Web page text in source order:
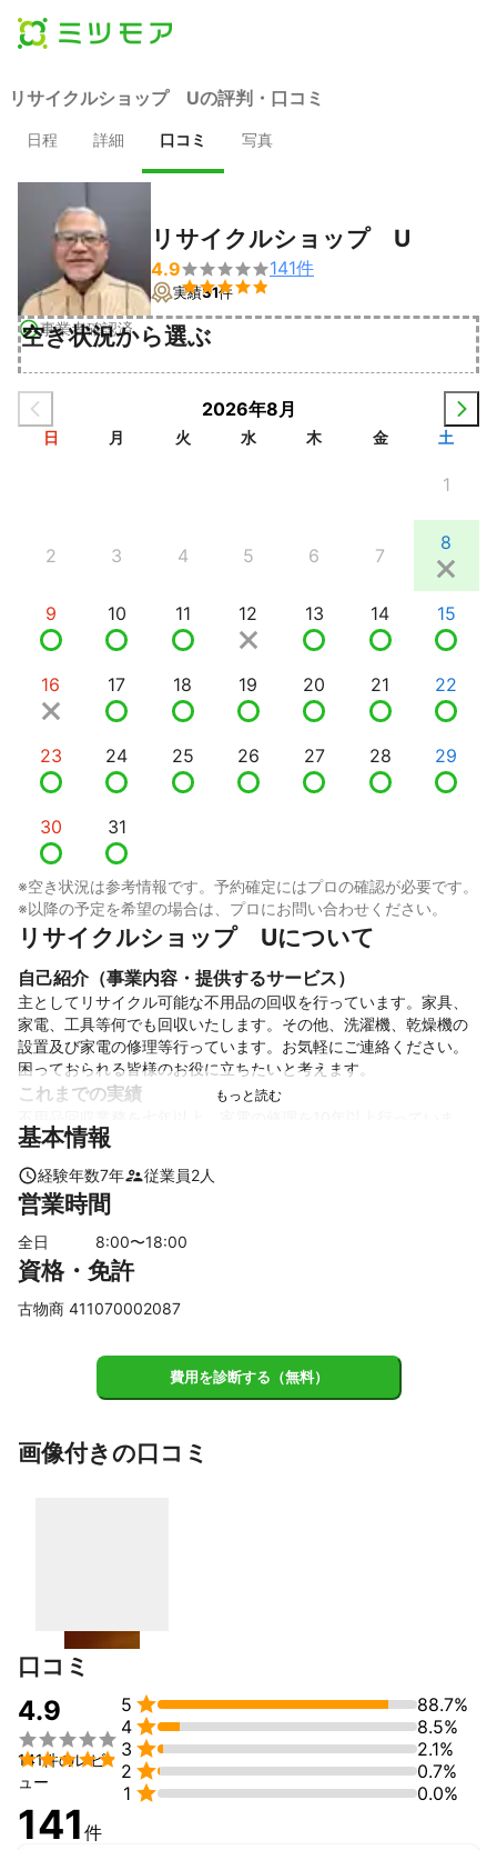
リサイクルショップ Uの評判・口コミ
日程 詳細 口コミ 写真
事業者確認済
リサイクルショップ U
4.9

141件
実績31件
空き状況から選ぶ
2026年8月
日 月 火 水 木 金 土
1
2 3 4 5 6 7
8
9 10 11 12 13 14 15
16 17 18 19 20 21 22
23 24 25 26 27 28 29
30 31
※空き状況は参考情報です。予約確定にはプロの確認が必要です。
※以降の予定を希望の場合は、プロにお問い合わせください。
リサイクルショップ　Uについて
自己紹介（事業内容・提供するサービス）
主としてリサイクル可能な不用品の回収を行っています。家具、
家電、工具等何でも回収いたします。その他、洗濯機、乾燥機の
設置及び家電の修理等行っています。お気軽にご連絡ください。
困っておられる皆様のお役に立ちたいと考えます。
これまでの実績
す。
アピールポイント
誠意を持って迅速に対応いたします。
基本情報
経験年数7年 従業員2人
営業時間
全日 8:00〜18:00
資格・免許
古物商 411070002087
費用を診断する（無料）
画像付きの口コミ
口コミ
4.9


141件のレビ
ュー
5 
88.7%
4 
8.5%
3 
2.1%
2 
0.7%
1  0.0%
141 件